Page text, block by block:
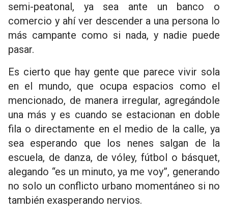
semi-peatonal, ya sea ante un banco o
comercio y ahí ver descender a una persona lo
más campante como si nada, y nadie puede
pasar.
Es cierto que hay gente que parece vivir sola
en el mundo, que ocupa espacios como el
mencionado, de manera irregular, agregándole
una más y es cuando se estacionan en doble
fila o directamente en el medio de la calle, ya
sea esperando que los nenes salgan de la
escuela, de danza, de vóley, fútbol o básquet,
alegando “es un minuto, ya me voy”, generando
no solo un conflicto urbano momentáneo si no
también exasperando nervios.